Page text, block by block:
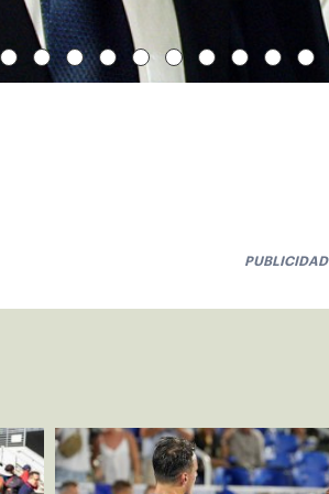
PUBLICIDAD